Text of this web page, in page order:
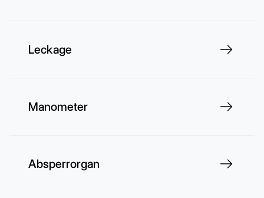
Leckage
Manometer
Absperrorgan